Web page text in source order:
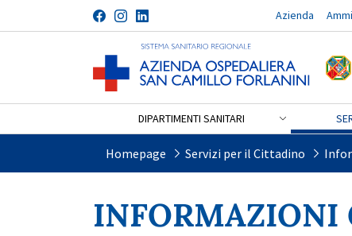
Salta al contenuto
Azienda
DIPARTIMENTI SANITARI
Informazioni Generali
Homepage Servizi per il Cittadino
INFORMAZIONI